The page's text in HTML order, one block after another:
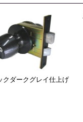
クダークグレイ仕上げ